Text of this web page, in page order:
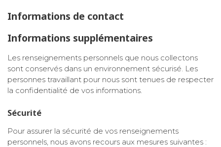
Informations de contact
Informations supplémentaires
Les renseignements personnels que nous collectons
sont conservés dans un environnement sécurisé. Les
personnes travaillant pour nous sont tenues de respecter
la confidentialité de vos informations.
Sécurité
Pour assurer la sécurité de vos renseignements
personnels, nous avons recours aux mesures suivantes :